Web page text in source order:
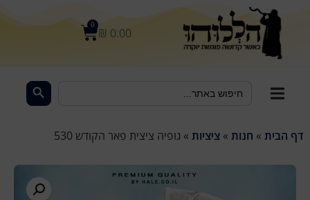
₪ 0.00
0
for:
דף הבית » חנות » ציציות » גופיה ציצית פאר הקודש 530